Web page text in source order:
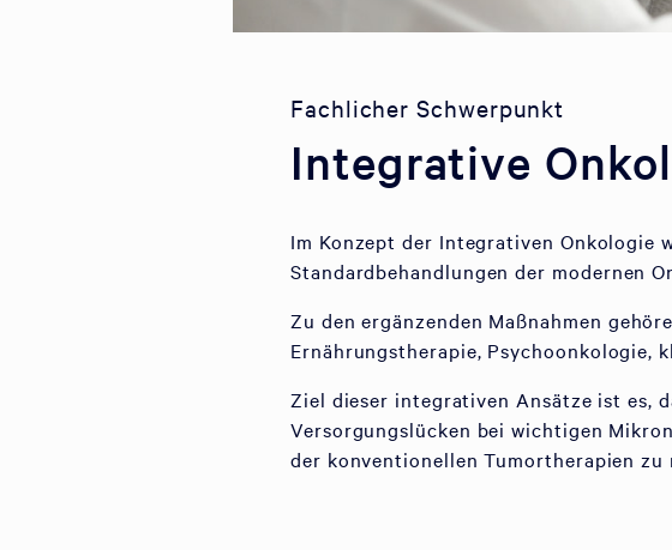
Fachlicher Schwerpunkt
Integrative
Im Konzept der Integrativen Onkologie
Standardbehandlungen der modernen
Zu den ergänzenden Maßnahmen
Ernährungstherapie, Psychoonkologie,
Ziel dieser integrativen Ansätze ist es,
Versorgungslücken bei wichtigen
der konventionellen Tumortherapien zu